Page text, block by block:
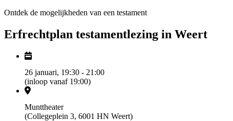
Ontdek de mogelijkheden van een testament
Erfrechtplan testamentlezing in Weert
26 januari, 19:30 - 21:00
(inloop vanaf 19:00)
Munttheater
(Collegeplein 3, 6001 HN Weert)